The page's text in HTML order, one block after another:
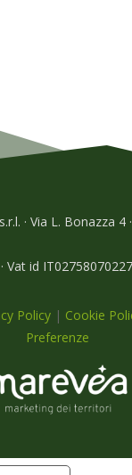
· Via L. Bonazza 4
Vat id IT02758070227
Policy | Cookie
Preferenze